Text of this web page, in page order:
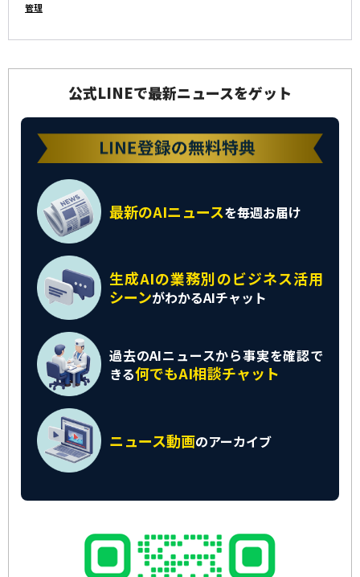
管理
公式LINEで最新ニュースをゲット
最新のAIニュースを毎週お届け
生成AIの業務別のビジネス活用
シーンがわかるAIチャット
過去のAIニュースから事実を確認で
きる何でもAI相談チャット
ニュース動画のアーカイブ